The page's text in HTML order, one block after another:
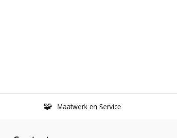
Maatwerk en Service